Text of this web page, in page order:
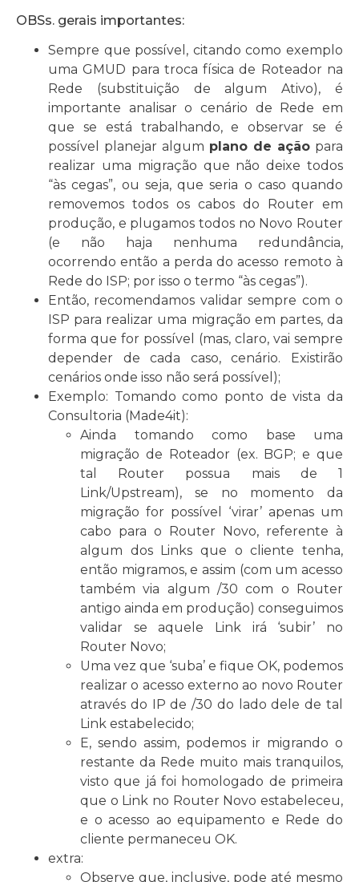
OBSs. gerais importantes:
Sempre que possível, citando como exemplo
uma GMUD para troca física de Roteador na
Rede (substituição de algum Ativo), é
importante analisar o cenário de Rede em
que se está trabalhando, e observar se é
possível planejar algum plano de ação para
realizar uma migração que não deixe todos
“às cegas”, ou seja, que seria o caso quando
removemos todos os cabos do Router em
produção, e plugamos todos no Novo Router
(e não haja nenhuma redundância,
ocorrendo então a perda do acesso remoto à
Rede do ISP; por isso o termo “às cegas”).
Então, recomendamos validar sempre com o
ISP para realizar uma migração em partes, da
forma que for possível (mas, claro, vai sempre
depender de cada caso, cenário. Existirão
cenários onde isso não será possível);
Exemplo: Tomando como ponto de vista da
Consultoria (Made4it):
Ainda tomando como base uma
migração de Roteador (ex. BGP; e que
tal Router possua mais de 1
Link/Upstream), se no momento da
migração for possível ‘virar’ apenas um
cabo para o Router Novo, referente à
algum dos Links que o cliente tenha,
então migramos, e assim (com um acesso
também via algum /30 com o Router
antigo ainda em produção) conseguimos
validar se aquele Link irá ‘subir’ no
Router Novo;
Uma vez que ‘suba’ e fique OK, podemos
realizar o acesso externo ao novo Router
através do IP de /30 do lado dele de tal
Link estabelecido;
E, sendo assim, podemos ir migrando o
restante da Rede muito mais tranquilos,
visto que já foi homologado de primeira
que o Link no Router Novo estabeleceu,
e o acesso ao equipamento e Rede do
cliente permaneceu OK.
extra:
Observe que, inclusive, pode até mesmo